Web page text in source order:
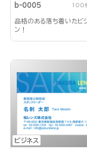
b-0005 100
品格のある落ち着いたビ
ン！
ビジネス